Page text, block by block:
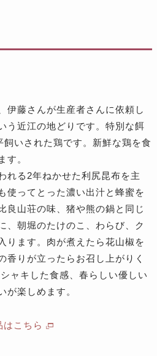
伊藤さんが生産者さんに依頼し
う近江の地どりです。特別な餌
飼いされた鶏です。新鮮な鶏を食
す。
れる2年ねかせた利尻昆布を主
使ってとった濃い出汁と蜂蜜を
良山荘の味、猪や熊の鍋と同じ
、朝堀のたけのこ、わらび、ク
ります。肉が煮えたら花山椒を
香りが立ったらお召し上がりく
ャキした食感、春らしい優しい
が楽しめます。
こちら